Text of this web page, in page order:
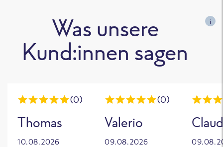
Was unsere
Kund:innen sagen
i
(0)
Thomas
10.08.2026
(0)
Valerio
09.08.2026